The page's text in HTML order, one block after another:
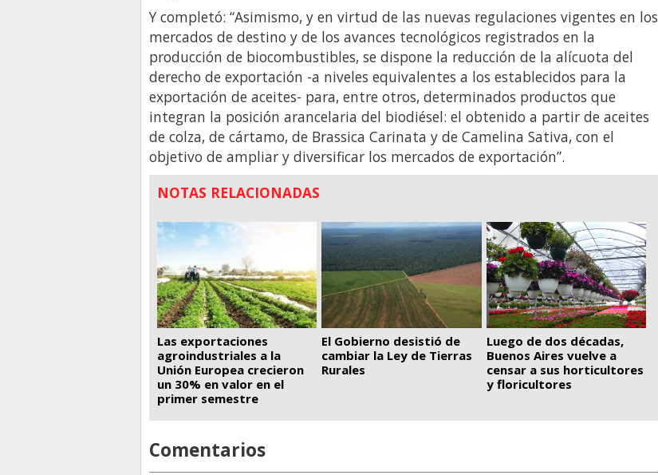
Y completó: “Asimismo, y en virtud de las nuevas regulaciones vigentes en los
mercados de destino y de los avances tecnológicos registrados en la
producción de biocombustibles, se dispone la reducción de la alícuota del
derecho de exportación -a niveles equivalentes a los establecidos para la
exportación de aceites- para, entre otros, determinados productos que
integran la posición arancelaria del biodiésel: el obtenido a partir de aceites
de colza, de cártamo, de Brassica Carinata y de Camelina Sativa, con el
objetivo de ampliar y diversificar los mercados de exportación”.
NOTAS RELACIONADAS
Las exportaciones
agroindustriales a la
Unión Europea crecieron
un 30% en valor en el
primer semestre
El Gobierno desistió de
cambiar la Ley de Tierras
Rurales
Luego de dos décadas,
Buenos Aires vuelve a
censar a sus horticultores
y floricultores
Comentarios